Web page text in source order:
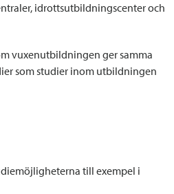
idrottsutbildningscenter och
vuxenutbildningen ger samma
som studier inom utbildningen
till exempel i